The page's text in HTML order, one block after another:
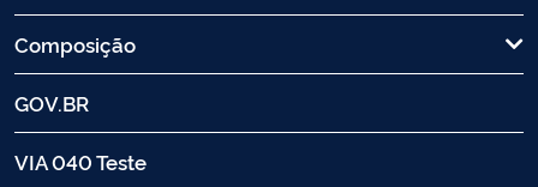
Composição
GOV.BR
VIA 040 Teste